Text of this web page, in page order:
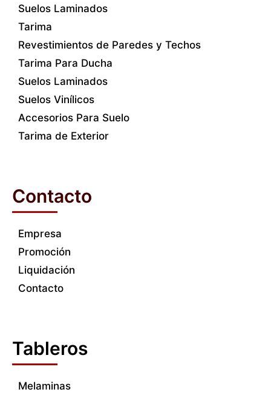
Suelos Laminados
Tarima
Revestimientos de Paredes y Techos
Tarima Para Ducha
Suelos Laminados
Suelos Vinílicos
Accesorios Para Suelo
Tarima de Exterior
Contacto
Empresa
Promoción
Liquidación
Contacto
Tableros
Melaminas